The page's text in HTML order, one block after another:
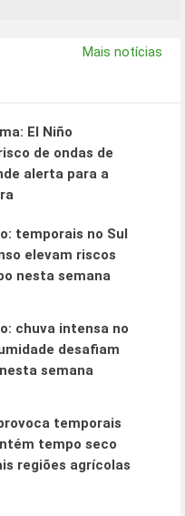
Mais notícias
El Niño
de ondas de
alerta para a
temporais no Sul
elevam riscos
nesta semana
chuva intensa no
desafiam
semana
temporais
tempo seco
regiões agrícolas